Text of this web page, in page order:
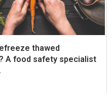
thawed
A food safety specialist